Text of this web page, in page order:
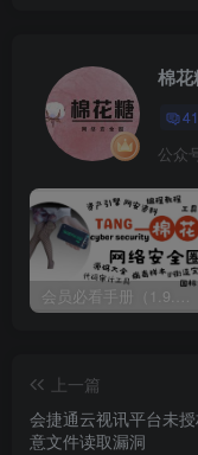
棉花
41
公众
会员必看手册（1.9.0版本 26.4.5更新）
上一篇
会捷通云视讯平台未
意文件读取漏洞